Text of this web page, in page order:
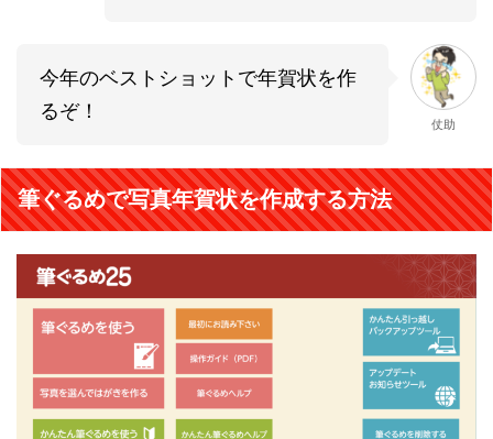
今年のベストショットで年賀状を作
るぞ！
仗助
筆ぐるめで写真年賀状を作成する方法